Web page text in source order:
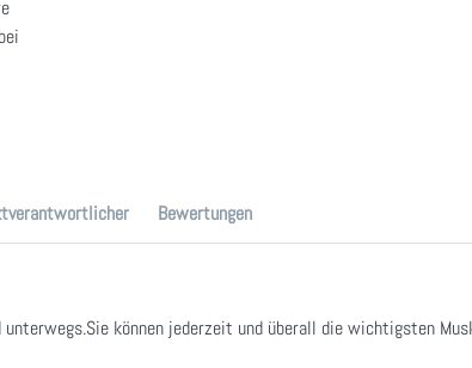
Bewertungen
können jederzeit und überall die wichtigsten